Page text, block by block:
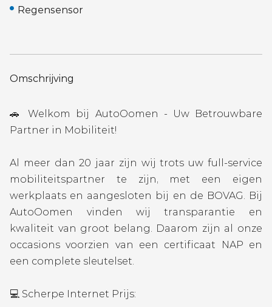
Regensensor
Omschrijving
🚗 Welkom bij AutoOomen - Uw Betrouwbare
Partner in Mobiliteit!
Al meer dan 20 jaar zijn wij trots uw full-service
mobiliteitspartner te zijn, met een eigen
werkplaats en aangesloten bij en de BOVAG. Bij
AutoOomen vinden wij transparantie en
kwaliteit van groot belang. Daarom zijn al onze
occasions voorzien van een certificaat NAP en
een complete sleutelset.
💻 Scherpe Internet Prijs: